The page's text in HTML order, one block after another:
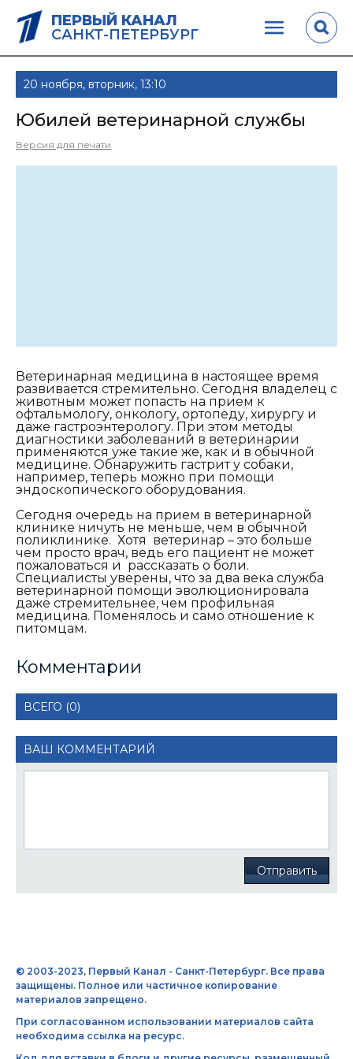
ПЕРВЫЙ КАНАЛ
САНКТ-ПЕТЕРБУРГ
20 ноября, вторник, 13:10
Юбилей ветеринарной службы
Версия для печати
Ветеринарная медицина в настоящее время
развивается стремительно. Сегодня владелец с
животным может попасть на прием к
офтальмологу, онкологу, ортопеду, хирургу и
даже гастроэнтерологу. При этом методы
диагностики заболеваний в ветеринарии
применяются уже такие же, как и в обычной
медицине. Обнаружить гастрит у собаки,
например, теперь можно при помощи
эндоскопического оборудования.
Сегодня очередь на прием в ветеринарной
клинике ничуть не меньше, чем в обычной
поликлинике. Хотя ветеринар – это больше
чем просто врач, ведь его пациент не может
пожаловаться и рассказать о боли.
Специалисты уверены, что за два века служба
ветеринарной помощи эволюционировала
даже стремительнее, чем профильная
медицина. Поменялось и само отношение к
питомцам.
Комментарии
ВСЕГО (0)
ВАШ КОММЕНТАРИЙ
Отправить
© 2003-2023, Первый Канал - Санкт-Петербург. Все права
защищены. Полное или частичное копирование
материалов запрещено.
При согласованном использовании материалов сайта
необходима ссылка на ресурс.